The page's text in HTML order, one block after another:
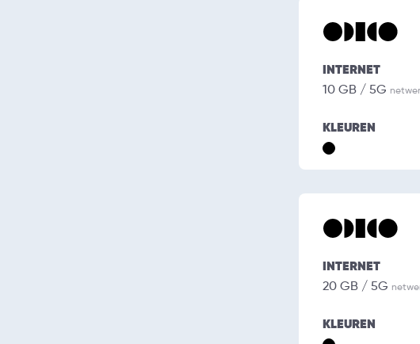
INTERNET
10 GB / 5G
KLEUREN
INTERNET
20 GB / 5G
KLEUREN